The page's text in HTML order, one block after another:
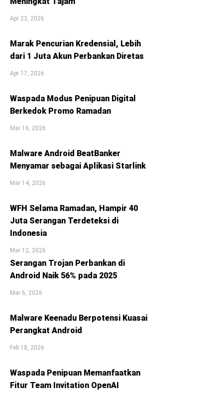
Apr 23, 2026
Marak Pencurian Kredensial, Lebih
dari 1 Juta Akun Perbankan Diretas
Apr 17, 2026
Waspada Modus Penipuan Digital
Berkedok Promo Ramadan
Mar 16, 2026
Malware Android BeatBanker
Menyamar sebagai Aplikasi Starlink
Mar 14, 2026
WFH Selama Ramadan, Hampir 40
Juta Serangan Terdeteksi di
Indonesia
Mar 12, 2026
Serangan Trojan Perbankan di
Android Naik 56% pada 2025
Mar 6, 2026
Malware Keenadu Berpotensi Kuasai
Perangkat Android
Feb 18, 2026
Waspada Penipuan Memanfaatkan
Fitur Team Invitation OpenAI